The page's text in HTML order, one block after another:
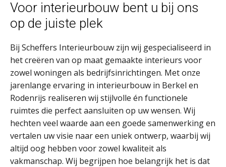
Voor interieurbouw bent u bij ons
op de juiste plek
Bij Scheffers Interieurbouw zijn wij gespecialiseerd in
het creëren van op maat gemaakte interieurs voor
zowel woningen als bedrijfsinrichtingen. Met onze
jarenlange ervaring in interieurbouw in Berkel en
Rodenrijs realiseren wij stijlvolle én functionele
ruimtes die perfect aansluiten op uw wensen. Wij
hechten veel waarde aan een goede samenwerking en
vertalen uw visie naar een uniek ontwerp, waarbij wij
altijd oog hebben voor zowel kwaliteit als
vakmanschap. Wij begrijpen hoe belangrijk het is dat